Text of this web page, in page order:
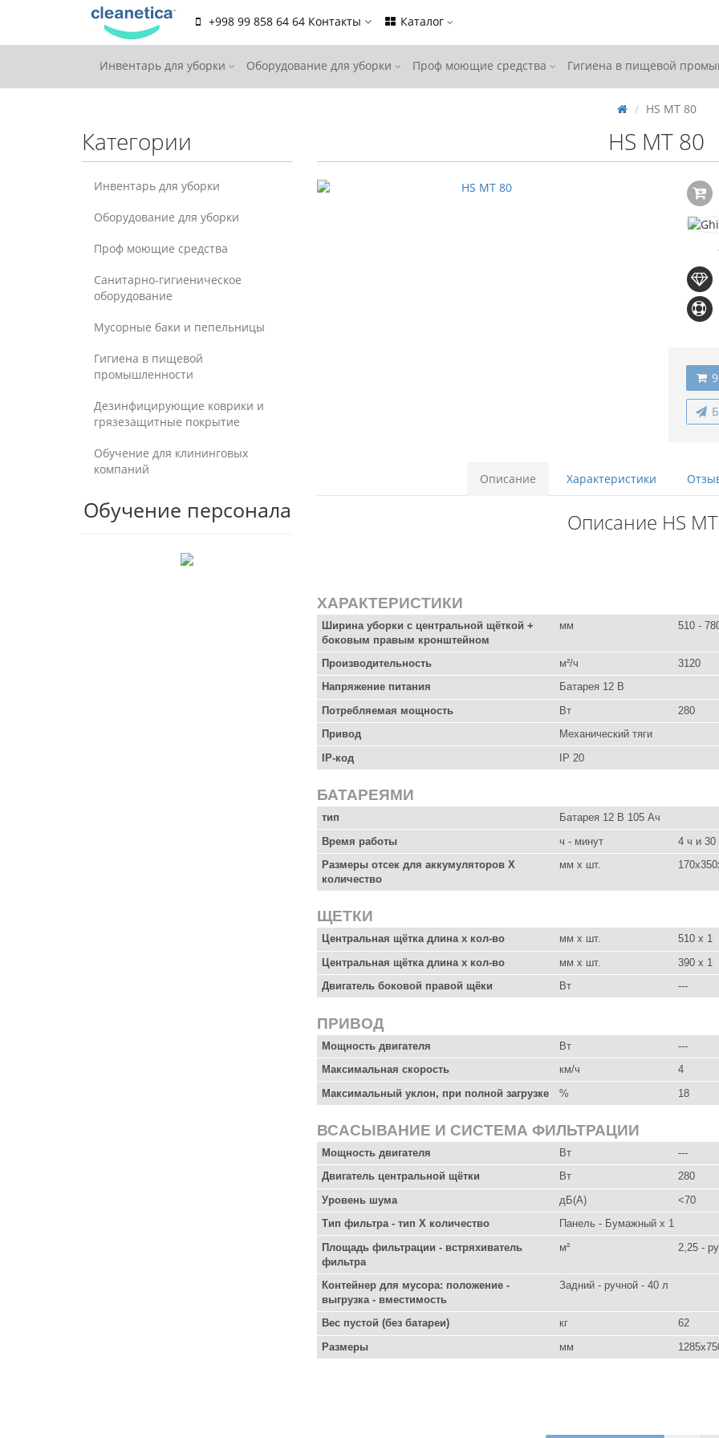
+998 99 858 64 64 Контакты Каталог
Инвентарь для уборки Оборудование для уборки Проф моющие средства Гигиена в пищевой
Категории
Инвентарь для уборки
Оборудование для уборки
Проф моющие средства
Санитарно-гигиеническое
оборудование
Мусорные баки и пепельницы
Гигиена в пищевой
промышленности
Дезинфицирующие коврики и
грязезащитные покрытие
Обучение для клининговых
компаний
Обучение персонала
HS MT 80
HS MT 80
Описание Характеристики
Описание HS
ХАРАКТЕРИСТИКИ
Ширина уборки с центральной щёткой +
боковым правым кронштейном
мм 510 -
Производительность м²/ч
3120
Напряжение питания
Батарея 12 В
Потребляемая мощность
Вт
280
Привод
Механический тяги
IP-код
IP 20
БАТАРЕЯМИ
тип
Батарея 12 В 105 Ач
Время работы
ч - минут
4 ч и 30
Размеры отсек для аккумуляторов X
количество
мм x шт.
ЩЕТКИ
Центральная щётка длина х кол-во мм x шт.
510 x 1
Центральная щётка длина х кол-во
мм x шт.
390 x 1
Двигатель боковой правой щёки
Вт ---
ПРИВОД
Мощность двигателя Вт
---
Максимальная скорость
км/ч
4
Максимальный уклон, при полной загрузке
% 18
ВСАСЫВАНИЕ И СИСТЕМА ФИЛЬТРАЦИИ
Мощность двигателя Вт
---
Двигатель центральной щётки
Вт
280
Уровень шума
дБ(А)
<70
Тип фильтра - тип X количество
Панель - Бумажный x 1
Площадь фильтрации - встряхиватель
фильтра
м² 2,25 -
Контейнер для мусора: положение -
выгрузка - вместимость
Задний - ручной - 40 л
Вес пустой (без батареи) кг
62
Размеры
мм